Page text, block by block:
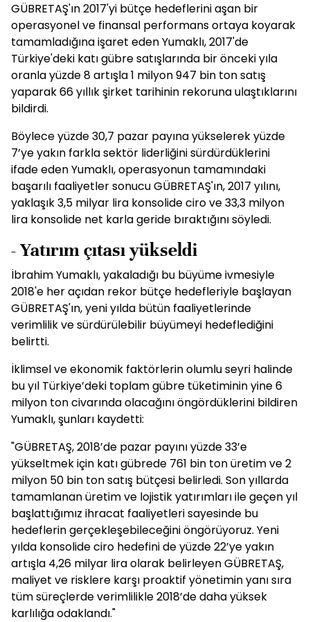
GÜBRETAŞ'ın 2017'yi bütçe hedeflerini aşan bir
operasyonel ve finansal performans ortaya koyarak
tamamladığına işaret eden Yumaklı, 2017'de
Türkiye'deki katı gübre satışlarında bir önceki yıla
oranla yüzde 8 artışla 1 milyon 947 bin ton satış
yaparak 66 yıllık şirket tarihinin rekoruna ulaştıklarını
bildirdi.
Böylece yüzde 30,7 pazar payına yükselerek yüzde
7’ye yakın farkla sektör liderliğini sürdürdüklerini
ifade eden Yumaklı, operasyonun tamamındaki
başarılı faaliyetler sonucu GÜBRETAŞ'ın, 2017 yılını,
yaklaşık 3,5 milyar lira konsolide ciro ve 33,3 milyon
lira konsolide net karla geride bıraktığını söyledi.
- Yatırım çıtası yükseldi
İbrahim Yumaklı, yakaladığı bu büyüme ivmesiyle
2018'e her açıdan rekor bütçe hedefleriyle başlayan
GÜBRETAŞ'ın, yeni yılda bütün faaliyetlerinde
verimlilik ve sürdürülebilir büyümeyi hedeflediğini
belirtti.
İklimsel ve ekonomik faktörlerin olumlu seyri halinde
bu yıl Türkiye’deki toplam gübre tüketiminin yine 6
milyon ton civarında olacağını öngördüklerini bildiren
Yumaklı, şunları kaydetti:
"GÜBRETAŞ, 2018’de pazar payını yüzde 33’e
yükseltmek için katı gübrede 761 bin ton üretim ve 2
milyon 50 bin ton satış bütçesi belirledi. Son yıllarda
tamamlanan üretim ve lojistik yatırımları ile geçen yıl
başlattığımız ihracat faaliyetleri sayesinde bu
hedeflerin gerçekleşebileceğini öngörüyoruz. Yeni
yılda konsolide ciro hedefini de yüzde 22’ye yakın
artışla 4,26 milyar lira olarak belirleyen GÜBRETAŞ,
maliyet ve risklere karşı proaktif yönetimin yanı sıra
tüm süreçlerde verimlilikle 2018’de daha yüksek
karlılığa odaklandı."